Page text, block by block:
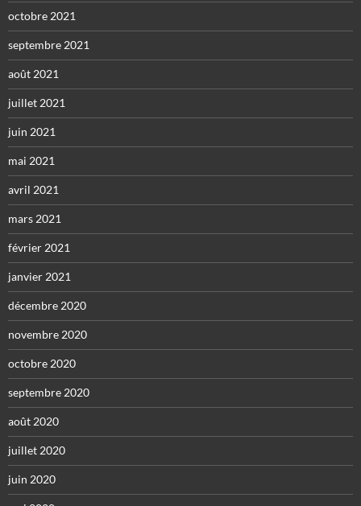
octobre 2021
septembre 2021
août 2021
juillet 2021
juin 2021
mai 2021
avril 2021
mars 2021
février 2021
janvier 2021
décembre 2020
novembre 2020
octobre 2020
septembre 2020
août 2020
juillet 2020
juin 2020